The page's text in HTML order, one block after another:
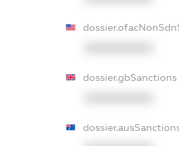
dossier.gbSanctions